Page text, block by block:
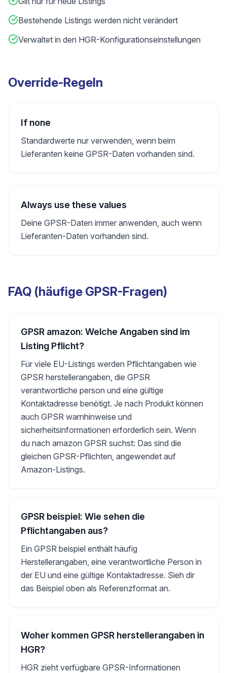
Bestehende Listings werden nicht verändert
Verwaltet in den HGR-Konfigurationseinstellungen
Override-Regeln
If none
Standardwerte nur verwenden, wenn beim
Lieferanten keine GPSR-Daten vorhanden sind.
Always use these values
Deine GPSR-Daten immer anwenden, auch wenn
Lieferanten-Daten vorhanden sind.
FAQ (häufige GPSR-Fragen)
GPSR amazon: Welche Angaben sind im
Listing Pflicht?
Für viele EU-Listings werden Pflichtangaben wie
GPSR herstellerangaben, die GPSR
verantwortliche person und eine gültige
Kontaktadresse benötigt. Je nach Produkt können
auch GPSR warnhinweise und
sicherheitsinformationen erforderlich sein. Wenn
du nach amazon GPSR suchst: Das sind die
gleichen GPSR-Pflichten, angewendet auf
Amazon-Listings.
GPSR beispiel: Wie sehen die
Pflichtangaben aus?
Ein GPSR beispiel enthält häufig
Herstellerangaben, eine verantwortliche Person in
der EU und eine gültige Kontaktadresse. Sieh dir
das Beispiel oben als Referenzformat an.
Woher kommen GPSR herstellerangaben in
HGR?
HGR zieht verfügbare GPSR-Informationen